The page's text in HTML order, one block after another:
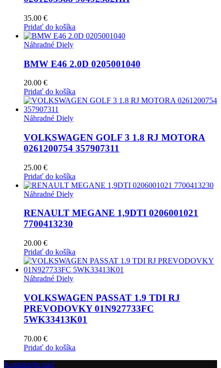
35.00 €
Pridať do košíka
Náhradné Diely
BMW E46 2.0D 0205001040
20.00 €
Pridať do košíka
Náhradné Diely
VOLKSWAGEN GOLF 3 1.8 RJ MOTORA
0261200754 357907311
25.00 €
Pridať do košíka
Náhradné Diely
RENAULT MEGANE 1,9DTI 0206001021
7700413230
20.00 €
Pridať do košíka
Náhradné Diely
VOLKSWAGEN PASSAT 1.9 TDI RJ
PREVODOVKY 01N927733FC
5WK33413K01
70.00 €
Pridať do košíka
Kontaktujte nás!